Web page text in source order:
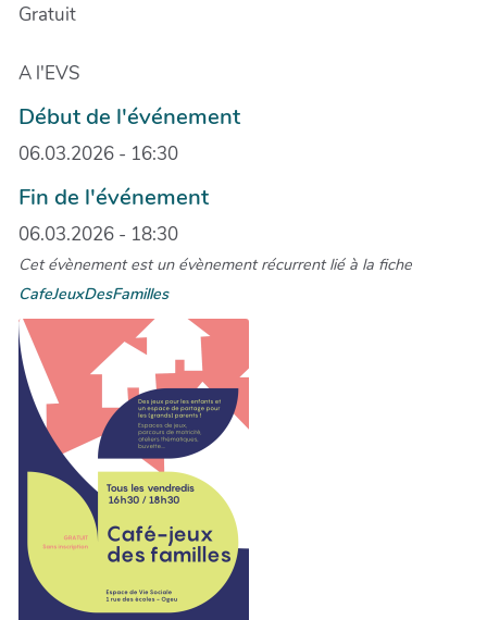
Gratuit
A l'EVS
Début de l'événement
06.03.2026 - 16:30
Fin de l'événement
06.03.2026 - 18:30
Cet évènement est un évènement récurrent lié à la fiche
CafeJeuxDesFamilles